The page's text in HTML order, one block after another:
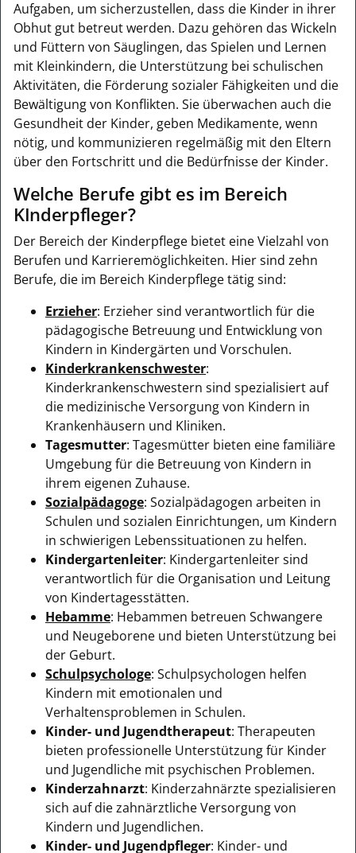
Aufgaben, um sicherzustellen, dass die Kinder in ihrer
Obhut gut betreut werden. Dazu gehören das Wickeln
und Füttern von Säuglingen, das Spielen und Lernen
mit Kleinkindern, die Unterstützung bei schulischen
Aktivitäten, die Förderung sozialer Fähigkeiten und die
Bewältigung von Konflikten. Sie überwachen auch die
Gesundheit der Kinder, geben Medikamente, wenn
nötig, und kommunizieren regelmäßig mit den Eltern
über den Fortschritt und die Bedürfnisse der Kinder.
Welche Berufe gibt es im Bereich
KInderpfleger?
Der Bereich der Kinderpflege bietet eine Vielzahl von
Berufen und Karrieremöglichkeiten. Hier sind zehn
Berufe, die im Bereich Kinderpflege tätig sind:
Erzieher: Erzieher sind verantwortlich für die
pädagogische Betreuung und Entwicklung von
Kindern in Kindergärten und Vorschulen.
Kinderkrankenschwester:
Kinderkrankenschwestern sind spezialisiert auf
die medizinische Versorgung von Kindern in
Krankenhäusern und Kliniken.
Tagesmutter: Tagesmütter bieten eine familiäre
Umgebung für die Betreuung von Kindern in
ihrem eigenen Zuhause.
Sozialpädagoge: Sozialpädagogen arbeiten in
Schulen und sozialen Einrichtungen, um Kindern
in schwierigen Lebenssituationen zu helfen.
Kindergartenleiter: Kindergartenleiter sind
verantwortlich für die Organisation und Leitung
von Kindertagesstätten.
Hebamme: Hebammen betreuen Schwangere
und Neugeborene und bieten Unterstützung bei
der Geburt.
Schulpsychologe: Schulpsychologen helfen
Kindern mit emotionalen und
Verhaltensproblemen in Schulen.
Kinder- und Jugendtherapeut: Therapeuten
bieten professionelle Unterstützung für Kinder
und Jugendliche mit psychischen Problemen.
Kinderzahnarzt: Kinderzahnärzte spezialisieren
sich auf die zahnärztliche Versorgung von
Kindern und Jugendlichen.
Kinder- und Jugendpfleger: Kinder- und